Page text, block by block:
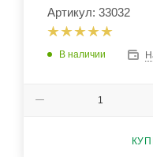
Артикул: 33032
В наличии